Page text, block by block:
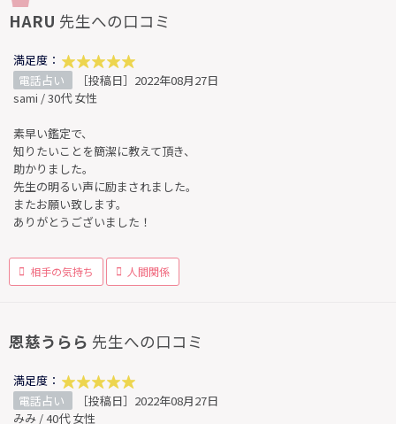
HARU 先生への口コミ
満足度：
電話占い
［投稿日］2022年08月27日
sami / 30代 女性
素早い鑑定で、
知りたいことを簡潔に教えて頂き、
助かりました。
先生の明るい声に励まされました。
またお願い致します。
ありがとうございました！
相手の気持ち 人間関係
恩慈うらら 先生への口コミ
満足度：
電話占い
［投稿日］2022年08月27日
みみ / 40代 女性